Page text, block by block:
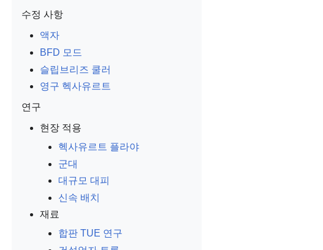
수정 사항
액자
BFD 모드
슬립브리즈 쿨러
영구 헥사유르트
연구
현장 적용
헥사유르트 플라야
군대
대규모 대피
신속 배치
재료
합판 TUE 연구